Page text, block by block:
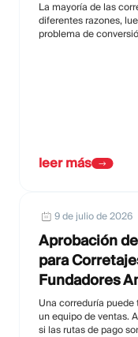
La mayoría de las
diferentes razones,
problema de
leer más
9 de julio de 2026
Aprobación
para
Fundadores
Una correduría
un equipo de ventas.
si las rutas de pago